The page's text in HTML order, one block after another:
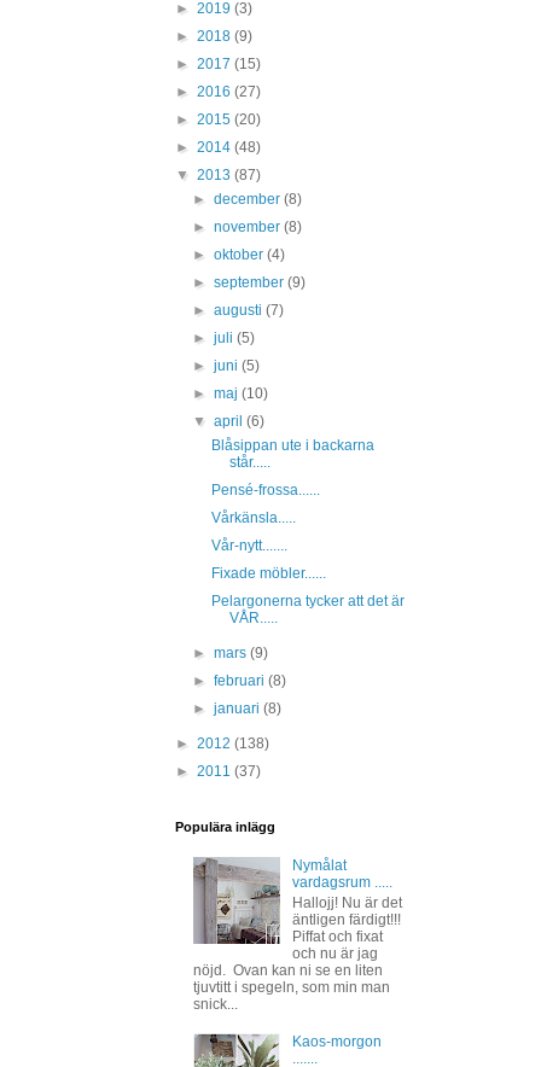
► 2019 (3)
► 2018 (9)
► 2017 (15)
► 2016 (27)
► 2015 (20)
► 2014 (48)
▼ 2013 (87)
►december(8)
►november(8)
►oktober(4)
►september(9)
►augusti(7)
►juli(5)
►juni(5)
►maj(10)
▼april(6)
Blåsippan ute i backarna
står.....
Pensé-frossa......
Vårkänsla.....
Vår-nytt.......
Fixade möbler......
Pelargonerna tycker att det är
VÅR.....
►mars(9)
►februari(8)
►januari(8)
► 2012 (138)
► 2011 (37)
Populära inlägg
Nymålat
vardagsrum .....
Hallojj! Nu är det
äntligen färdigt!!!
Piffat och fixat
och nu är jag
nöjd. Ovan kan ni se en liten
tjuvtitt i spegeln, som min man
snick...
Kaos-morgon